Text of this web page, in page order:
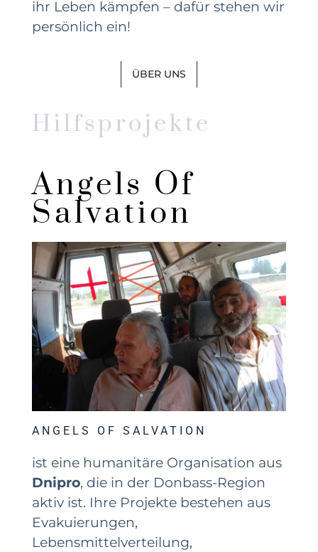
ihr Leben kämpfen – dafür stehen wir
persönlich ein!
ÜBER UNS
Hilfsprojekte
Angels Of
Salvation
ANGELS OF SALVATION
ist eine humanitäre Organisation aus
Dnipro, die in der Donbass-Region
aktiv ist. Ihre Projekte bestehen aus
Evakuierungen,
Lebensmittelverteilung,